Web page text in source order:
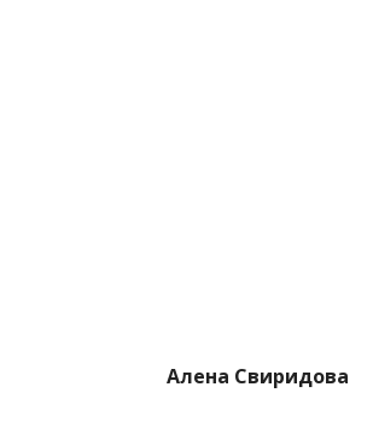
Алена Свиридова